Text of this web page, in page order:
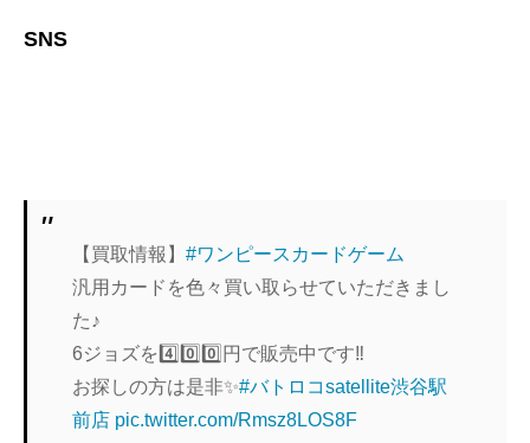
SNS
【買取情報】#ワンピースカードゲーム
汎用カードを色々買い取らせていただきまし
た♪
6ジョズを4️⃣0️⃣0️⃣円で販売中です‼️
お探しの方は是非✨#バトロコsatellite渋谷駅
前店 pic.twitter.com/Rmsz8LOS8F